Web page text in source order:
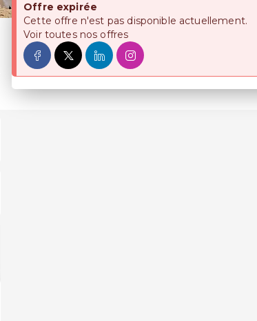
Offre expirée
Cette offre n'est pas disponible actuellement.
Voir toutes nos offres